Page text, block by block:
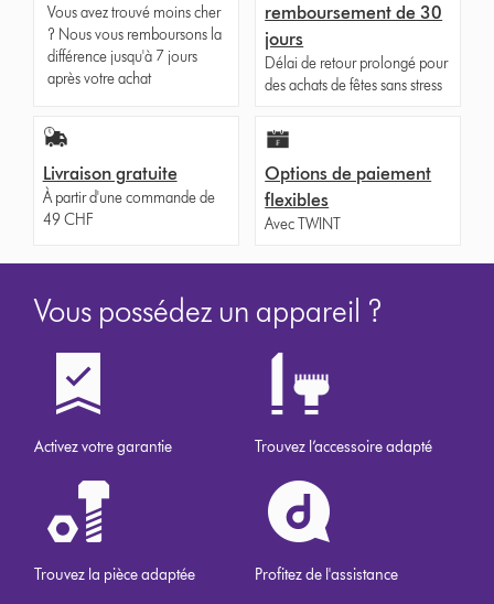
Vous avez trouvé moins cher
? Nous vous remboursons la
différence jusqu'à 7 jours
après votre achat
remboursement de 30
jours
Délai de retour prolongé pour
des achats de fêtes sans stress
Livraison gratuite
À partir d'une commande de
49 CHF
Options de paiement
flexibles
Avec TWINT
Vous possédez un appareil ?
Activez votre garantie Trouvez l’accessoire adapté
Trouvez la pièce adaptée Profitez de l'assistance